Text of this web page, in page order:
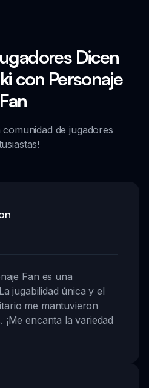
Dicen
con Personaje
Fan
comunidad de jugadores
Fan es una
jugabilidad única y el
me mantuvieron
encanta la variedad